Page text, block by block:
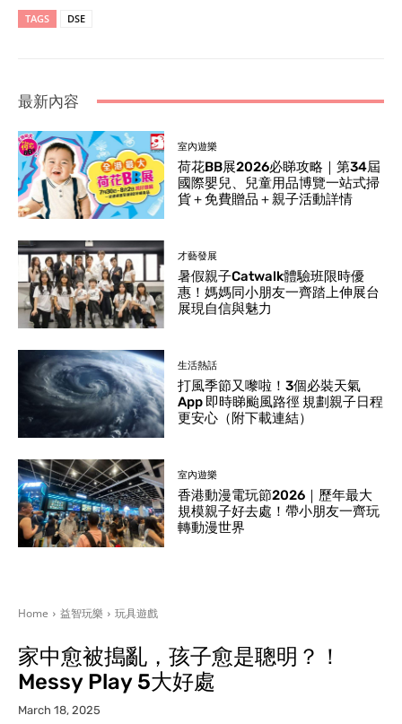
TAGS DSE
最新內容
室內遊樂
荷花BB展2026必睇攻略｜第34屆
國際嬰兒、兒童用品博覽一站式掃
貨＋免費贈品＋親子活動詳情
才藝發展
暑假親子Catwalk體驗班限時優
惠！媽媽同小朋友一齊踏上伸展台
展現自信與魅力
生活熱話
打風季節又嚟啦！3個必裝天氣
App 即時睇颱風路徑 規劃親子日程
更安心（附下載連結）
室內遊樂
香港動漫電玩節2026｜歷年最大
規模親子好去處！帶小朋友一齊玩
轉動漫世界